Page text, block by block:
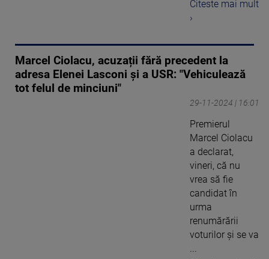
Citeste mai mult
›
Marcel Ciolacu, acuzații fără precedent la
adresa Elenei Lasconi și a USR: "Vehiculează
tot felul de minciuni"
29-11-2024 | 16:01
Premierul
Marcel Ciolacu
a declarat,
vineri, că nu
vrea să fie
candidat în
urma
renumărării
voturilor şi se va
...